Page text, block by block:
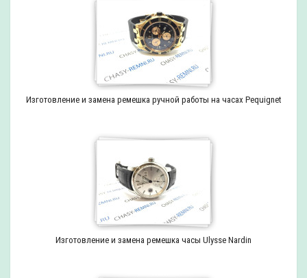
Изготовление и замена ремешка ручной работы на часах Pequignet
Изготовление и замена ремешка часы Ulysse Nardin